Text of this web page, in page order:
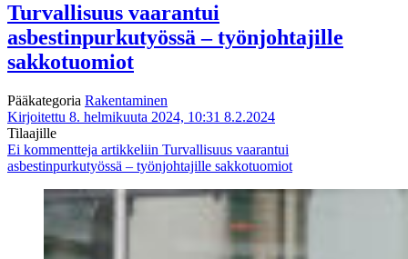
Turvallisuus vaarantui
asbestinpurkutyössä – työnjohtajille
sakkotuomiot
Pääkategoria Rakentaminen
Kirjoitettu 8. helmikuuta 2024, 10:31 8.2.2024
Tilaajille
Ei kommentteja artikkeliin Turvallisuus vaarantui
asbestinpurkutyössä – työnjohtajille sakkotuomiot